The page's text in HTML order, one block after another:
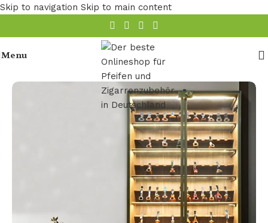
Skip to navigation Skip to main content
Menu
Pfeifen Zubehör/Pfeifenständer